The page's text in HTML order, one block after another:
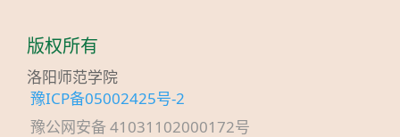
版权所有
洛阳师范学院
豫ICP备05002425号-2
豫公网安备 41031102000172号